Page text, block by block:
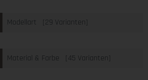
Modellart [29 Varianten]
Material & Farbe [45 Varianten]